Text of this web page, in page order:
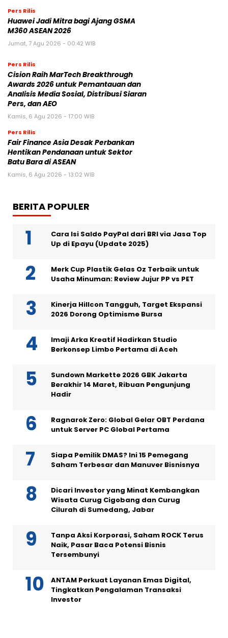
Pers Rilis
Huawei Jadi Mitra bagi Ajang GSMA
M360 ASEAN 2026
Jumat, 7 Agu 2026 - 00:42 WIB
Pers Rilis
Cision Raih MarTech Breakthrough
Awards 2026 untuk Pemantauan dan
Analisis Media Sosial, Distribusi Siaran
Pers, dan AEO
Kamis, 6 Agu 2026 - 17:00 WIB
Pers Rilis
Fair Finance Asia Desak Perbankan
Hentikan Pendanaan untuk Sektor
Batu Bara di ASEAN
Kamis, 6 Agu 2026 - 13:02 WIB
BERITA POPULER
Cara Isi Saldo PayPal dari BRI via Jasa Top
Up di Epayu (Update 2025)
Merk Cup Plastik Gelas Oz Terbaik untuk
Usaha Minuman: Review Jujur PP vs PET
Kinerja Hillcon Tangguh, Target Ekspansi
2026 Dorong Optimisme Bursa
Imaji Arka Kreatif Hadirkan Studio
Berkonsep Limbo Pertama di Aceh
Sundown Markette 2026 GBK Jakarta
Berakhir 14 Maret, Ribuan Pengunjung
Hadir
Ragnarok Zero: Global Gelar OBT Perdana
untuk Server PC Global Pertama
Siapa Pemilik DMAS? Ini 15 Pemegang
Saham Terbesar dan Manuver Bisnisnya
Dicari Investor yang Minat Kembangkan
Wisata Curug Cigobang dan Curug
Cilurah di Sumedang, Jabar
Tanpa Aksi Korporasi, Saham ROCK Terus
Naik, Pasar Baca Potensi Bisnis
Tersembunyi
ANTAM Perkuat Layanan Emas Digital,
Tingkatkan Pengalaman Transaksi
Investor